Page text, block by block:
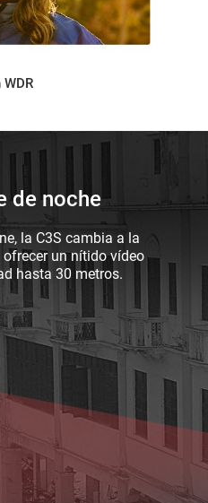
WDR
de noche
la C3S cambia a la
un nítido vídeo
hasta 30 metros.